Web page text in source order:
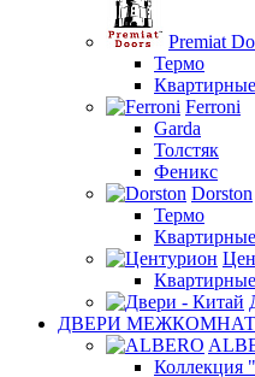
Premiat
Термо
Квартирные
Ferroni
Garda
Толстяк
Феникс
Dorston
Термо
Квартирные
Квартирные
ДВЕРИ